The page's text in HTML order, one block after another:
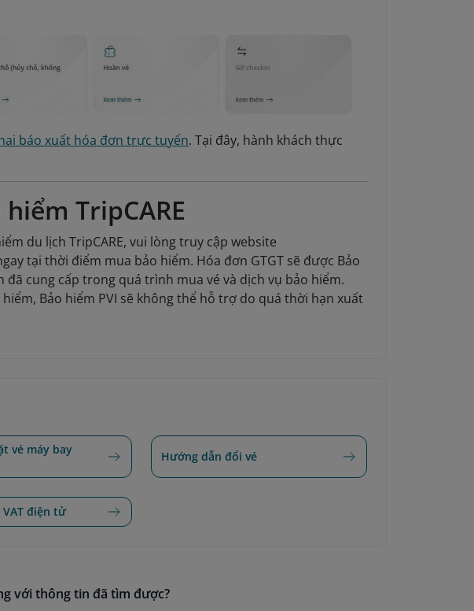
báo xuất hóa đơn trực tuyến. Tại đây, hành khách thực
TripCARE
du lịch TripCARE, vui lòng truy cập website
tại thời điểm mua bảo hiểm. Hóa đơn GTGT sẽ được Bảo
cung cấp trong quá trình mua vé và dịch vụ bảo hiểm.
Bảo hiểm PVI sẽ không thể hỗ trợ do quá thời hạn xuất
vé máy bay
Hướng dẫn đổi vé
điện tử
với thông tin đã tìm được?